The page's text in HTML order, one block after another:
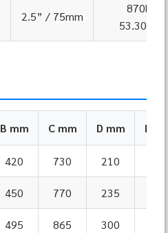
2.5” / 75mm
870lpm
53.30m³/
B mm C mm D mm E
420 730 210
450 770 235
495 865 300